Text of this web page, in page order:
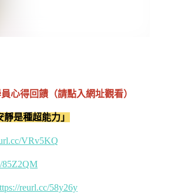
心得回饋（請點入網址觀看）
是種超能力」
VRv5KQ
85Z2QM
reurl.cc/58y26y